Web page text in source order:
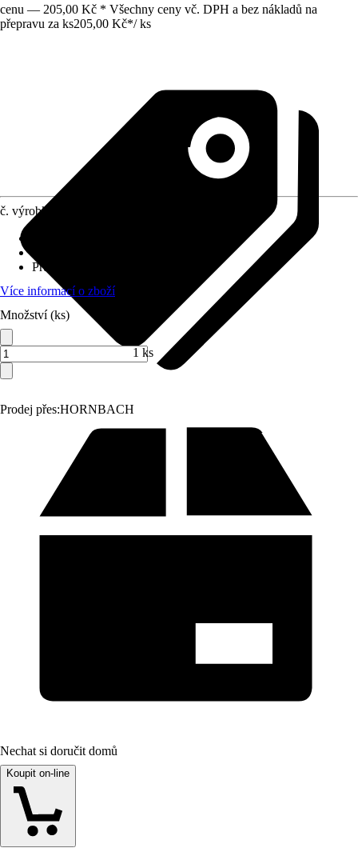
cenu — 205,00 Kč * Všechny ceny vč. DPH a bez nákladů na
přepravu za ks205,00 Kč*/ ks
Prodej přes:HORNBACH
č. výrobku
Průměr
Více informací o zboží
Množství (ks)
1 ks
Nechat si doručit domů
Koupit on-line